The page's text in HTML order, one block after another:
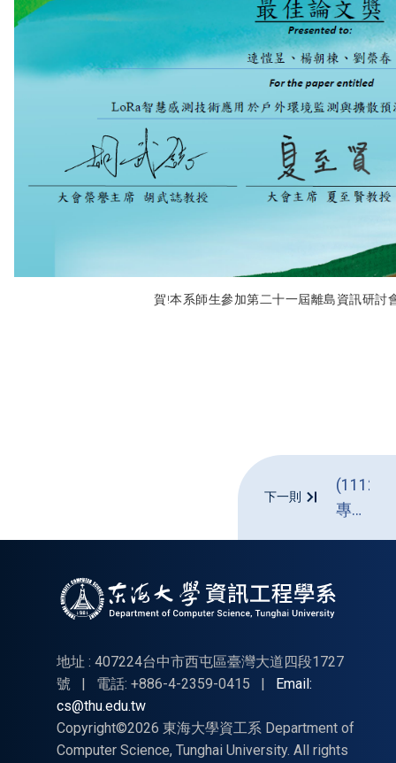
賀!本系師生參加第二十一屆離島資訊研討
下一則
專題
地址 : 407224台中市西屯區臺灣大道四段1727
號
| 電話: +886-4-2359-0415 |
Email:
cs@thu.edu.tw
Copyright©2026 東海大學資工系 Department of
Computer Science, Tunghai University. All rights